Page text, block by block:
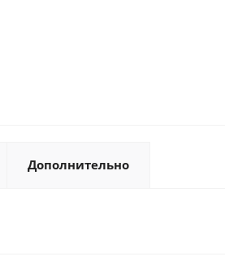
Дополнительно